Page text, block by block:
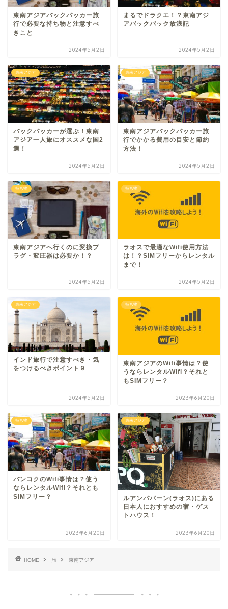
東南アジアバックパッカー旅
行で必要な持ち物と注意すべ
きこと
2024年5月2日
まるでドラクエ！？東南アジ
アバックパック放浪記
2024年5月2日
東南アジア
バックパッカーが選ぶ！東南
アジア一人旅にオススメな国2
選！
2024年5月2日
東南アジア
東南アジアバックパッカー旅
行でかかる費用の目安と節約
方法！
2024年5月2日
持ち物
東南アジアへ行くのに変換プ
ラグ・変圧器は必要か！？
2024年5月2日
持ち物
ラオスで最適なWifi使用方法
は！？SIMフリーからレンタル
まで！
2024年5月2日
東南アジア
インド旅行で注意すべき・気
をつけるべきポイント９
2024年5月2日
持ち物
東南アジアのWifi事情は？使
うならレンタルWifi？それと
もSIMフリー？
2023年6月20日
持ち物
バンコクのWifi事情は？使う
ならレンタルWifi？それとも
SIMフリー？
2023年6月20日
東南アジア
ルアンパバーン(ラオス)にある
日本人におすすめの宿・ゲス
トハウス！
2023年6月20日
HOME 旅 東南アジア